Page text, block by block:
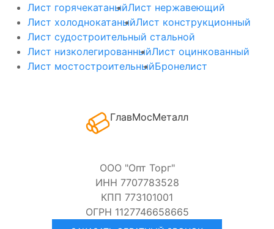
Лист горячекатаныйЛист нержавеющий
Лист холоднокатаныйЛист конструкционный
Лист судостроительный стальной
Лист низколегированныйЛист оцинкованный
Лист мостостроительныйБронелист
ГлавМосМеталл
ООО "Опт Торг"
ИНН 7707783528
КПП 773101001
ОГРН 1127746658665